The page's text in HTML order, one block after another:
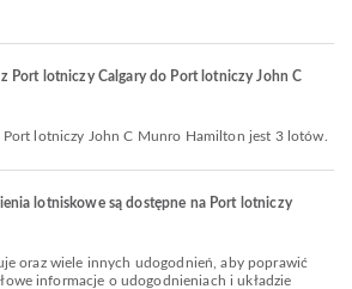
Port lotniczy Calgary do Port lotniczy John C
Port lotniczy John C Munro Hamilton jest 3 lotów.
lotniskowe są dostępne na Port lotniczy
informacje o udogodnieniach i układzie